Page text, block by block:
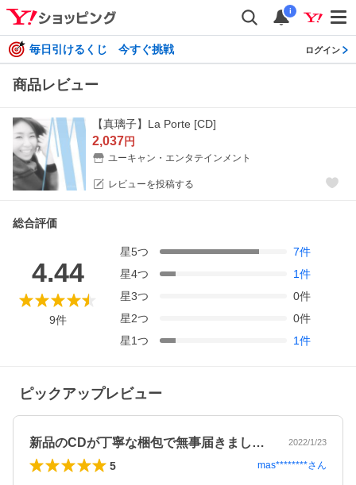
i
毎日引けるくじ 今すぐ挑戦 ログイン
商品レビュー
【真璃子】La Porte [CD]
2,037円
ユーキャン・エンタテインメント
レビューを投稿する
総合評価
4.44
9件
星5つ 7件
星4つ 1件
星3つ 0件
星2つ 0件
星1つ 1件
ピックアップレビュー
新品のCDが丁寧な梱包で無事届きました… 2022/1/23
5 mas********さん